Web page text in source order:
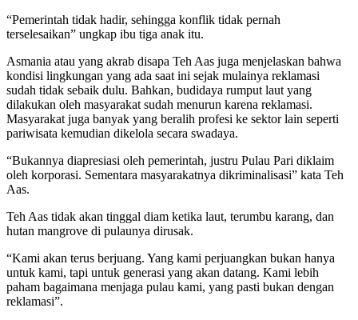
“Pemerintah tidak hadir, sehingga konflik tidak pernah
terselesaikan” ungkap ibu tiga anak itu.
Asmania atau yang akrab disapa Teh Aas juga menjelaskan bahwa
kondisi lingkungan yang ada saat ini sejak mulainya reklamasi
sudah tidak sebaik dulu. Bahkan, budidaya rumput laut yang
dilakukan oleh masyarakat sudah menurun karena reklamasi.
Masyarakat juga banyak yang beralih profesi ke sektor lain seperti
pariwisata kemudian dikelola secara swadaya.
“Bukannya diapresiasi oleh pemerintah, justru Pulau Pari diklaim
oleh korporasi. Sementara masyarakatnya dikriminalisasi” kata Teh
Aas.
Teh Aas tidak akan tinggal diam ketika laut, terumbu karang, dan
hutan mangrove di pulaunya dirusak.
“Kami akan terus berjuang. Yang kami perjuangkan bukan hanya
untuk kami, tapi untuk generasi yang akan datang. Kami lebih
paham bagaimana menjaga pulau kami, yang pasti bukan dengan
reklamasi”.